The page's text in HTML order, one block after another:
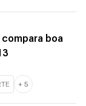
compara boa
+ 5